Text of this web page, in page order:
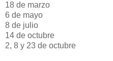
18 de marzo
6 de mayo
8 de julio
14 de octubre
2, 8 y 23 de octubre